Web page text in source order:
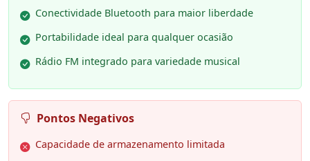
Conectividade Bluetooth para maior liberdade
Portabilidade ideal para qualquer ocasião
Rádio FM integrado para variedade musical
Pontos Negativos
Capacidade de armazenamento limitada